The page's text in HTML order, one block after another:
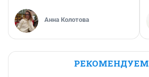
Анна Колотова
РЕКОМЕНДУЕМ